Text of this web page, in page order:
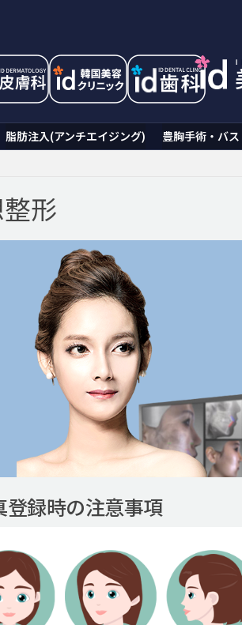
脂肪注入(アンチエイジング) 豊胸手術・バ
形
登録時の注意事項